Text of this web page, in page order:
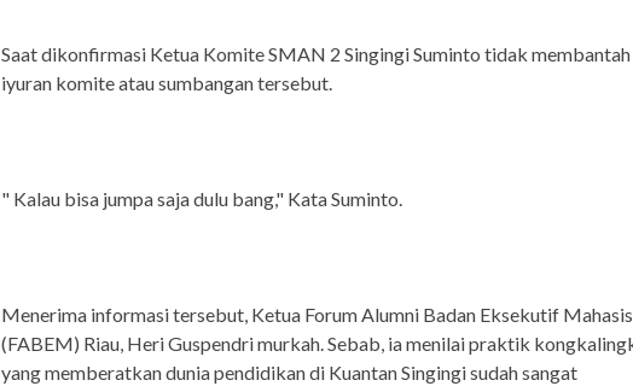
Saat dikonfirmasi Ketua Komite SMAN 2 Singingi Suminto tidak membantah
iyuran komite atau sumbangan tersebut.
" Kalau bisa jumpa saja dulu bang," Kata Suminto.
Menerima informasi tersebut, Ketua Forum Alumni Badan Eksekutif
(FABEM) Riau, Heri Guspendri murkah. Sebab, ia menilai praktik
yang memberatkan dunia pendidikan di Kuantan Singingi sudah sangat